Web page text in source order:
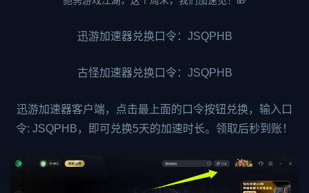
迅游加速器兑换口令：JSQPHB
古怪加速器兑换口令：JSQPHB
迅游加速器客户端，点击最上面的口令按钮兑换，输入口
令: JSQPHB，即可兑换5天的加速时长。领取后秒到账！